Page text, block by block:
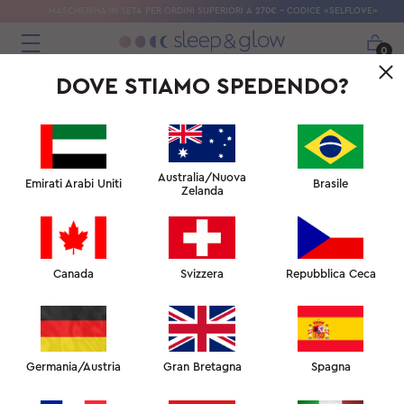
MASCHERINA IN SETA PER ORDINI SUPERIORI A 270€ - CODICE «SELFLOVE»
0
DOVE STIAMO SPEDENDO?
Emirati Arabi Uniti
Australia/Nuova
Zelanda
Brasile
Canada Svizzera Repubblica Ceca
Germania/Austria Gran Bretagna Spagna